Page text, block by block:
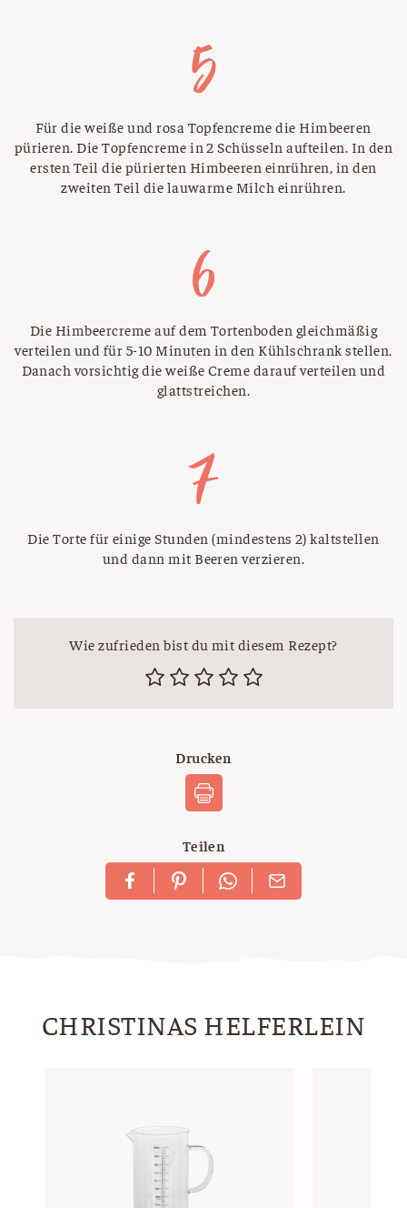
Für die weiße und rosa Topfencreme die Himbeeren
pürieren. Die Topfencreme in 2 Schüsseln aufteilen. In den
ersten Teil die pürierten Himbeeren einrühren, in den
zweiten Teil die lauwarme Milch einrühren.
Die Himbeercreme auf dem Tortenboden gleichmäßig
verteilen und für 5-10 Minuten in den Kühlschrank stellen.
Danach vorsichtig die weiße Creme darauf verteilen und
glattstreichen.
Die Torte für einige Stunden (mindestens 2) kaltstellen
und dann mit Beeren verzieren.
Wie zufrieden bist du mit diesem Rezept?
Drucken
Teilen
CHRISTINAS HELFERLEIN